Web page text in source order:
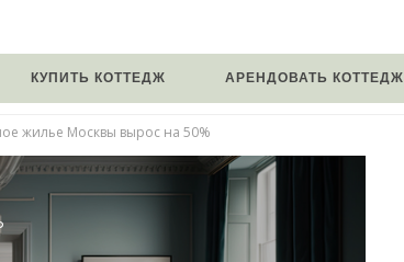
КУПИТЬ КОТТЕДЖ АРЕНДОВАТЬ КОТТЕДЖ
жилье Москвы вырос на 50%